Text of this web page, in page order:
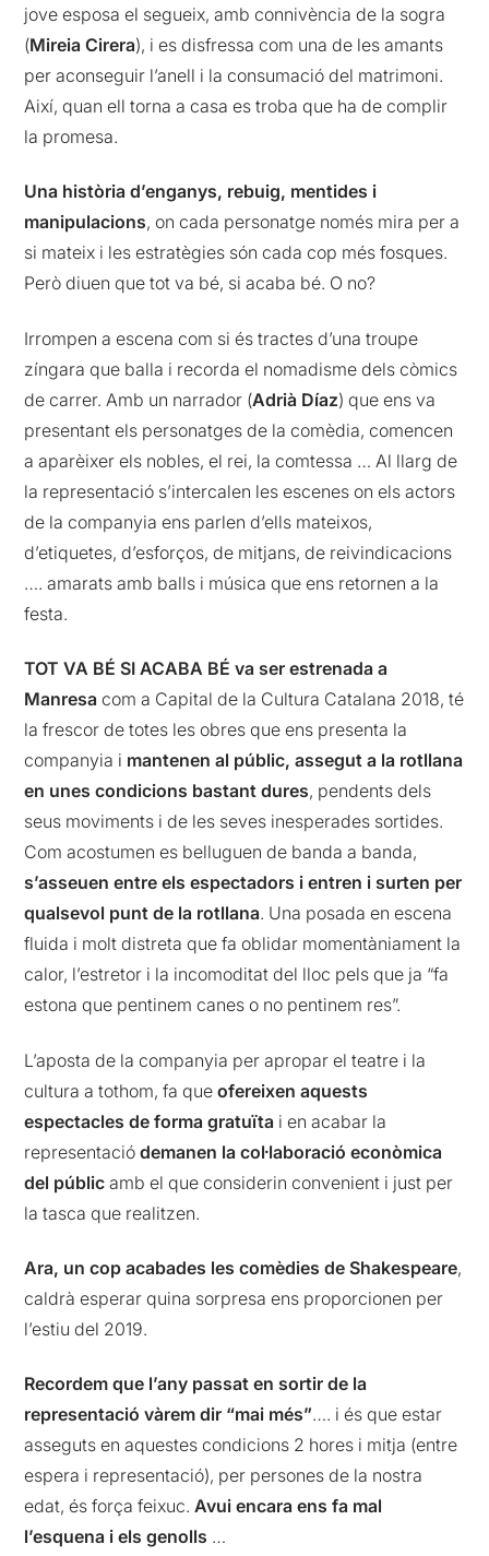
jove esposa el segueix, amb connivència de la sogra
(Mireia Cirera), i es disfressa com una de les amants
per aconseguir l’anell i la consumació del matrimoni.
Així, quan ell torna a casa es troba que ha de complir
la promesa.
Una història d’enganys, rebuig, mentides i
manipulacions, on cada personatge només mira per a
si mateix i les estratègies són cada cop més fosques.
Però diuen que tot va bé, si acaba bé. O no?
Irrompen a escena com si és tractes d’una troupe
zíngara que balla i recorda el nomadisme dels còmics
de carrer. Amb un narrador (Adrià Díaz) que ens va
presentant els personatges de la comèdia, comencen
a aparèixer els nobles, el rei, la comtessa … Al llarg de
la representació s’intercalen les escenes on els actors
de la companyia ens parlen d’ells mateixos,
d’etiquetes, d’esforços, de mitjans, de reivindicacions
…. amarats amb balls i música que ens retornen a la
festa.
TOT VA BÉ SI ACABA BÉ va ser estrenada a
Manresa com a Capital de la Cultura Catalana 2018, té
la frescor de totes les obres que ens presenta la
companyia i mantenen al públic, assegut a la rotllana
en unes condicions bastant dures, pendents dels
seus moviments i de les seves inesperades sortides.
Com acostumen es belluguen de banda a banda,
s’asseuen entre els espectadors i entren i surten per
qualsevol punt de la rotllana. Una posada en escena
fluida i molt distreta que fa oblidar momentàniament la
calor, l’estretor i la incomoditat del lloc pels que ja “fa
estona que pentinem canes o no pentinem res”.
L’aposta de la companyia per apropar el teatre i la
cultura a tothom, fa queofereixen aquests
espectacles de forma gratuïta i en acabar la
representaciódemanen la col·laboració econòmica
del públic amb el que considerin convenient i just per
la tasca que realitzen.
Ara, un cop acabades les comèdies de Shakespeare,
caldrà esperar quina sorpresa ens proporcionen per
l’estiu del 2019.
Recordem que l’any passat en sortir de la
representació vàrem dir “mai més”…. i és que estar
asseguts en aquestes condicions 2 hores i mitja (entre
espera i representació), per persones de la nostra
edat, és força feixuc.Avui encara ens fa mal
l’esquena i els genolls …